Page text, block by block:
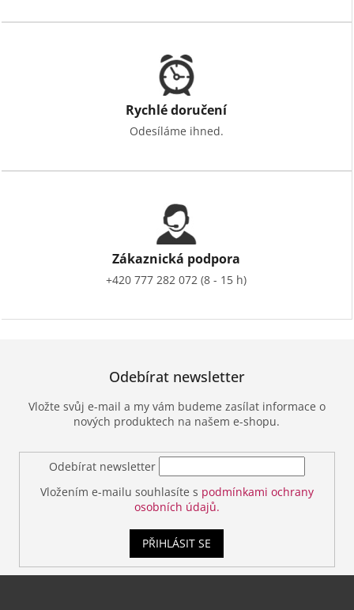
Rychlé doručení
Odesíláme ihned.
Zákaznická podpora
+420 777 282 072 (8 - 15 h)
Odebírat newsletter
Vložte svůj e-mail a my vám budeme zasílat informace o
nových produktech na našem e-shopu.
Odebírat newsletter
Vložením e-mailu souhlasíte s podmínkami ochrany
osobních údajů.
PŘIHLÁSIT SE